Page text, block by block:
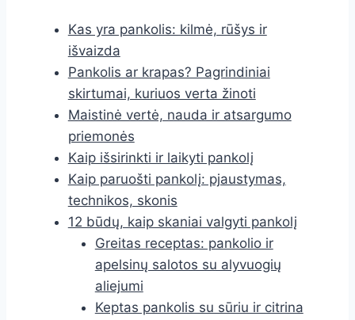
Kas yra pankolis: kilmė, rūšys ir
išvaizda
Pankolis ar krapas? Pagrindiniai
skirtumai, kuriuos verta žinoti
Maistinė vertė, nauda ir atsargumo
priemonės
Kaip išsirinkti ir laikyti pankolį
Kaip paruošti pankolį: pjaustymas,
technikos, skonis
12 būdų, kaip skaniai valgyti pankolį
Greitas receptas: pankolio ir
apelsinų salotos su alyvuogių
aliejumi
Keptas pankolis su sūriu ir citrina